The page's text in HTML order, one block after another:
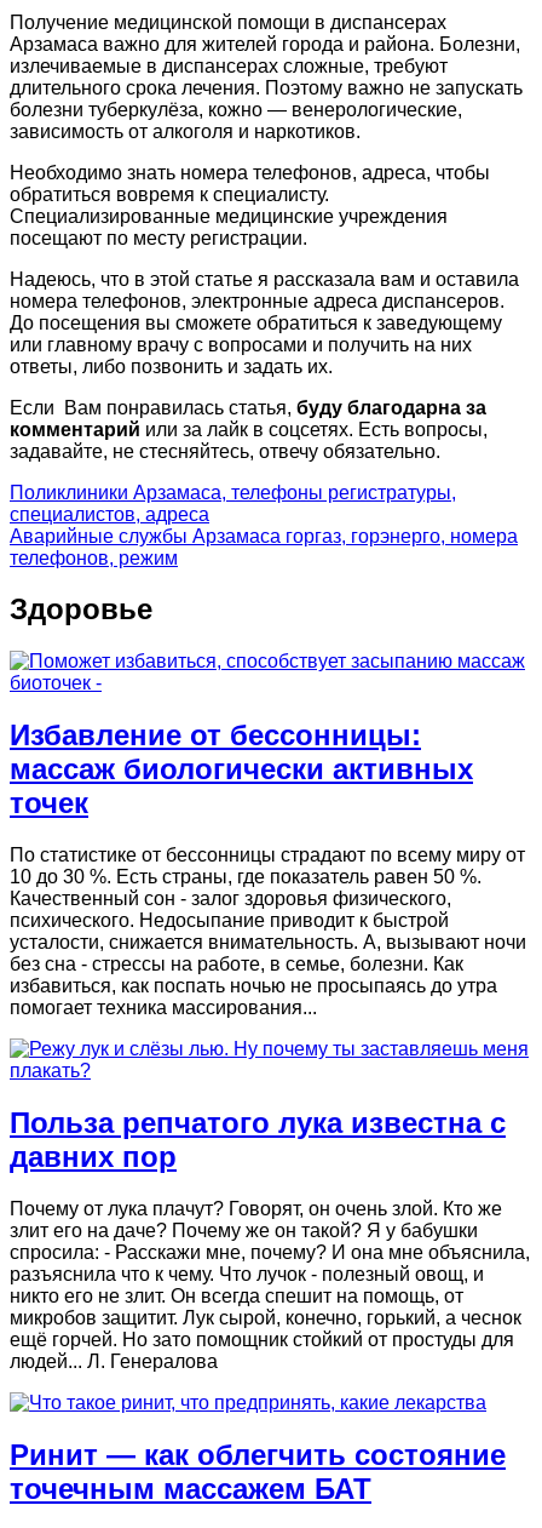
Получение медицинской помощи в диспансерах
Арзамаса важно для жителей города и района. Болезни,
излечиваемые в диспансерах сложные, требуют
длительного срока лечения. Поэтому важно не запускать
болезни туберкулёза, кожно — венерологические,
зависимость от алкоголя и наркотиков.
Необходимо знать номера телефонов, адреса, чтобы
обратиться вовремя к специалисту.
Специализированные медицинские учреждения
посещают по месту регистрации.
Надеюсь, что в этой статье я рассказала вам и оставила
номера телефонов, электронные адреса диспансеров.
До посещения вы сможете обратиться к заведующему
или главному врачу с вопросами и получить на них
ответы, либо позвонить и задать их.
Если Вам понравилась статья, буду благодарна за
комментарий или за лайк в соцсетях. Есть вопросы,
задавайте, не стесняйтесь, отвечу обязательно.
Навигация
по
записям
Поликлиники Арзамаса, телефоны регистратуры,
специалистов, адреса
Аварийные службы Арзамаса горгаз, горэнерго, номера
телефонов, режим
Здоровье
Избавление от бессонницы:
массаж биологически активных
точек
По статистике от бессонницы страдают по всему миру от
10 до 30 %. Есть страны, где показатель равен 50 %.
Качественный сон - залог здоровья физического,
психического. Недосыпание приводит к быстрой
усталости, снижается внимательность. А, вызывают ночи
без сна - стрессы на работе, в семье, болезни. Как
избавиться, как поспать ночью не просыпаясь до утра
помогает техника массирования...
Польза репчатого лука известна с
давних пор
Почему от лука плачут? Говорят, он очень злой. Кто же
злит его на даче? Почему же он такой? Я у бабушки
спросила: - Расскажи мне, почему? И она мне объяснила,
разъяснила что к чему. Что лучок - полезный овощ, и
никто его не злит. Он всегда спешит на помощь, от
микробов защитит. Лук сырой, конечно, горький, а чеснок
ещё горчей. Но зато помощник стойкий от простуды для
людей... Л. Генералова
Ринит — как облегчить состояние
точечным массажем БАТ